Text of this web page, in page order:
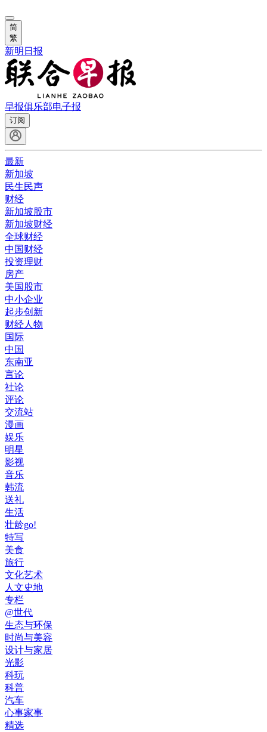
简
繁
新明日报
早报俱乐部电子报
订阅
最新
新加坡
民生民声
财经
新加坡股市
新加坡财经
全球财经
中国财经
投资理财
房产
美国股市
中小企业
起步创新
财经人物
国际
中国
东南亚
言论
社论
评论
交流站
漫画
娱乐
明星
影视
音乐
韩流
送礼
生活
壮龄go!
特写
美食
旅行
文化艺术
人文史地
专栏
@世代
生态与环保
时尚与美容
设计与家居
光影
科玩
科普
汽车
心事家事
精选